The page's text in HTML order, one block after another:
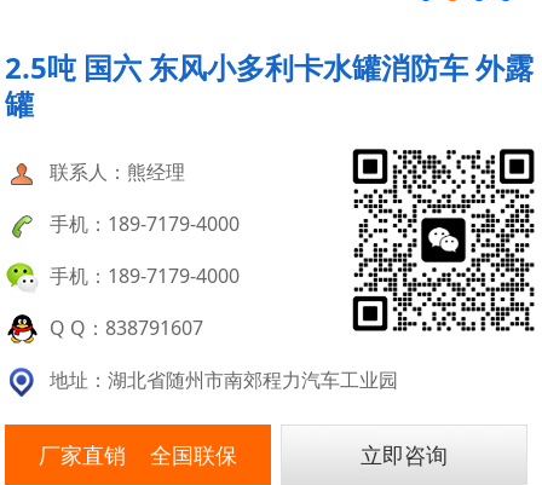
2.5吨 国六 东风小多利卡水罐消防车 外露
罐
联系人：熊经理
手机：189-7179-4000
手机：189-7179-4000
Q Q：838791607
地址：湖北省随州市南郊程力汽车工业园
厂家直销 全国联保 立即咨询